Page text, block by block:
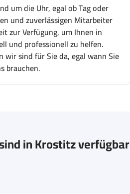
um die Uhr, egal ob Tag oder
und zuverlässigen Mitarbeiter
zur Verfügung, um Ihnen in
und professionell zu helfen.
wir sind für Sie da, egal wann Sie
brauchen.
in Krostitz verfügbar